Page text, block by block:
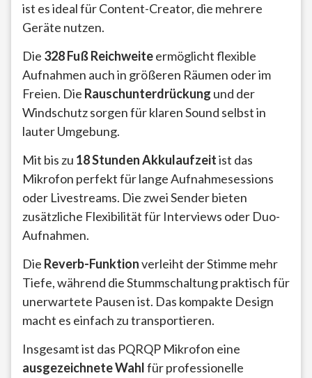
ist es ideal für Content-Creator, die mehrere
Geräte nutzen.
Die 328 Fuß Reichweiteermöglicht flexible
Aufnahmen auch in größeren Räumen oder im
Freien. Die Rauschunterdrückung und der
Windschutz sorgen für klaren Sound selbst in
lauter Umgebung.
Mit bis zu 18 Stunden Akkulaufzeitist das
Mikrofon perfekt für lange Aufnahmesessions
oder Livestreams. Die zwei Sender bieten
zusätzliche Flexibilität für Interviews oder Duo-
Aufnahmen.
Die Reverb-Funktionverleiht der Stimme mehr
Tiefe, während die Stummschaltung praktisch für
unerwartete Pausen ist. Das kompakte Design
macht es einfach zu transportieren.
Insgesamt ist das PQRQP Mikrofon eine
ausgezeichnete Wahlfür professionelle